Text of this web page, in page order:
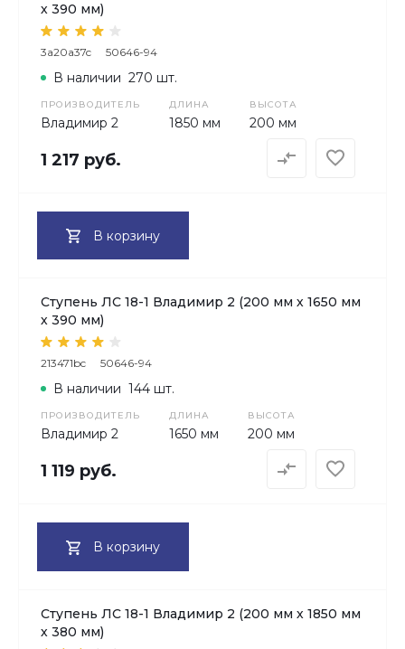
х 390 мм)
3a20a37c 50646-94
ПРОИЗВОДИТЕЛЬ
Владимир 2
ДЛИНА
1850 мм
ВЫСОТА
200 мм
В наличии 270 шт.
1 217 руб.
В корзину
Ступень ЛС 18-1 Владимир 2 (200 мм х 1650 мм
х 390 мм)
213471bc 50646-94
ПРОИЗВОДИТЕЛЬ
Владимир 2
ДЛИНА
1650 мм
ВЫСОТА
200 мм
В наличии 144 шт.
1 119 руб.
В корзину
Ступень ЛС 18-1 Владимир 2 (200 мм х 1850 мм
х 380 мм)